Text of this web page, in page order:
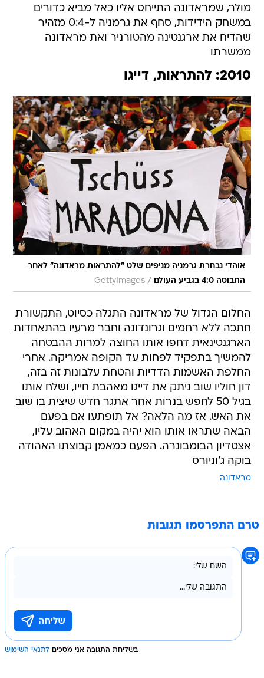
מולר, שמראדונה התייחס אליו כאל מביא כדורים
במשחק הידידות, סחף את גרמניה ל-0:4 מזהיר
שהדיח את ארגנטינה מהטורניר ואת מראדונה
ממשרתו
2010: להתראות, דייגו
אוהדי נבחרת גרמניה מניפים שלט "להתראות מראדונה" לאחר
התבוסה 4:0 בגביע העולם
/
GettyImages
החלום הגדול של מראדונה התגלה כסיוט, התקשורת
חתכה ללא רחמים וגרונדונה וחבר מרעיו בהתאחדות
הארגנטינאית דחפו אותו החוצה למרות ההבטחה
להמשיך בתפקיד לפחות עד הקופה אמריקה. אחרי
החלפת האשמות הדדיות והטחת עלבונות זה בזה,
דון חוליו שוב ניתק את דייגו מאהבת חייו, ושלח אותו
בגיל 50 לחפש בנרות אחר אתגר חדש שיצית בו שוב
את האש. אז מה הלאה? אל תופתעו אם בפעם
הבאה שתראו אותו הוא יהיה במקום האהוב עליו,
אצטדיון הבומבונרה. הפעם כמאמן קבוצתו האהודה
בוקה ג'וניורס
מראדונה
טרם התפרסמו תגובות
בשליחת התגובה אני מסכים לתנאי השימוש